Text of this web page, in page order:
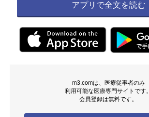
アプリで全文を読む
m3.comは、医療従事者のみ
利用可能な医療専門サイトです。
会員登録は無料です。